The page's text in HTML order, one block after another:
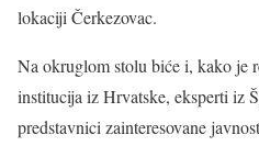
lokaciji Čerkezovac.
Na okruglom stolu biće i, kako je
institucija iz Hrvatske, eksperti iz
predstavnici zainteresovane